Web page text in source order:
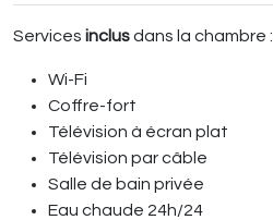
Services inclusdans la chambre :
Wi-Fi
Coffre-fort
Télévision à écran plat
Télévision par câble
Salle de bain privée
Eau chaude 24h/24